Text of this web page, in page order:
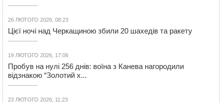
26 ЛЮТОГО 2026, 08:23
Цієї ночі над Черкащиною збили 20 шахедів та ракету
19 ЛЮТОГО 2026, 17:06
Пробув на нулі 256 днів: воїна з Канева нагородили
відзнакою “Золотий х...
23 ЛЮТОГО 2026, 11:23